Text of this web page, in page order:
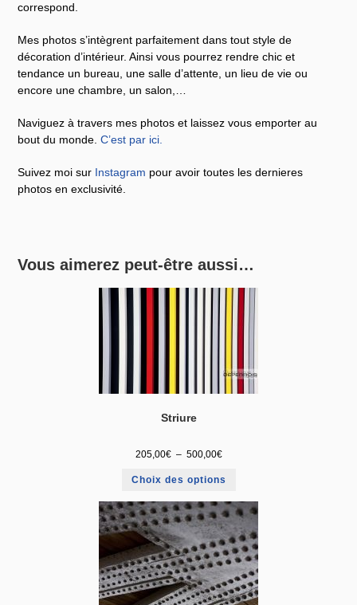
correspond.
Mes photos s’intègrent parfaitement dans tout style de
décoration d’intérieur. Ainsi vous pourrez rendre chic et
tendance un bureau, une salle d’attente, un lieu de vie ou
encore une chambre, un salon,…
Naviguez à travers mes photos et laissez vous emporter au
bout du monde. C’est par ici.
Suivez moi sur Instagram pour avoir toutes les dernieres
photos en exclusivité.
Vous aimerez peut-être aussi…
Striure
205,00€ – 500,00€
Choix des options